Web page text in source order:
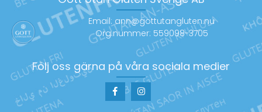
Email: ann@gottutangluten.nu
Org.nummer: 559098-3705
Följ oss gärna på våra sociala medier